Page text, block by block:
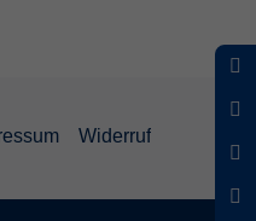
Widerruf